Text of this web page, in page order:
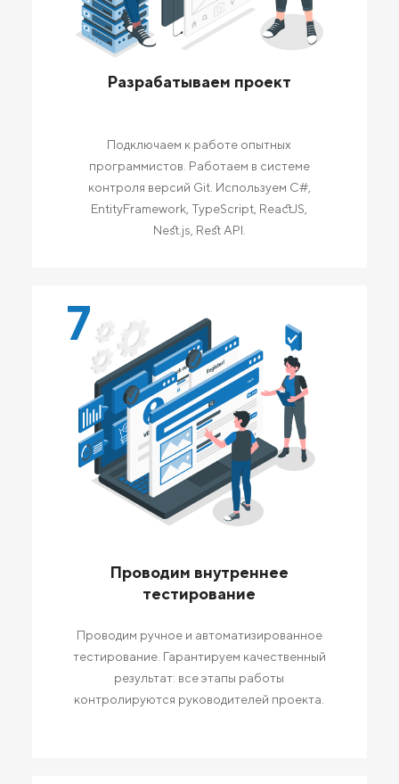
Разрабатываем проект
Подключаем к работе опытных
программистов. Работаем в системе
контроля версий Git. Используем C#,
EntityFramework, TypeScript, ReactJS,
Nest.js, Rest API.
7
Проводим внутреннее
тестирование
Проводим ручное и автоматизированное
тестирование. Гарантируем качественный
результат: все этапы работы
контролируются руководителей проекта.